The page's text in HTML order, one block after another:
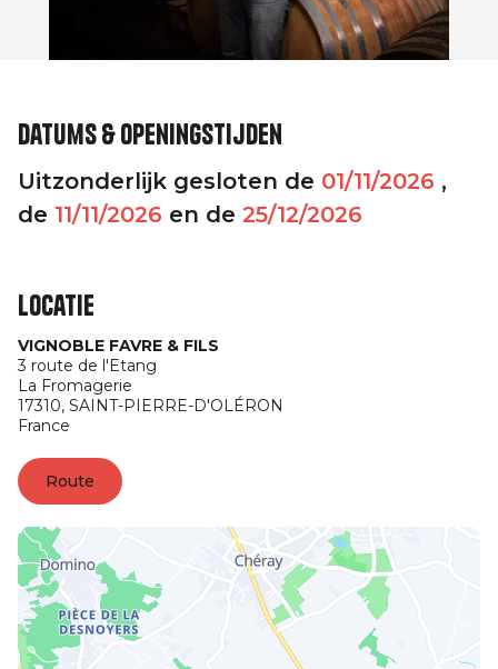
Datums & openingstijden
Uitzonderlijk gesloten de 01/11/2026 ,
de 11/11/2026 en de 25/12/2026
Locatie
VIGNOBLE FAVRE & FILS
3 route de l'Etang
La Fromagerie
17310, SAINT-PIERRE-D'OLÉRON
France
Route